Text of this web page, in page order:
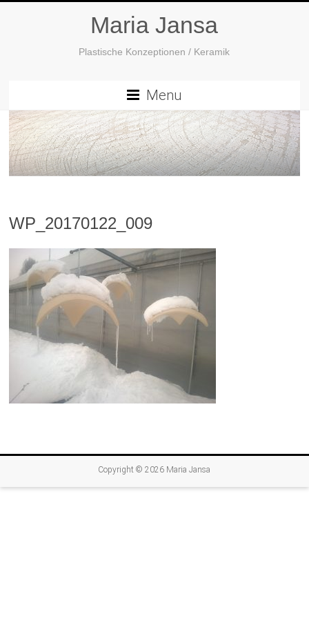
Maria Jansa
Plastische Konzeptionen / Keramik
Menu
WP_20170122_009
Copyright © 2026 Maria Jansa